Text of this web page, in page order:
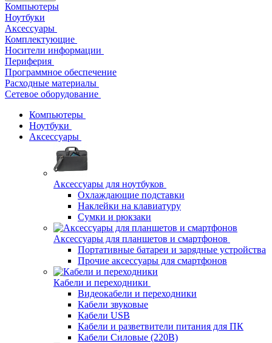
Компьютеры
Ноутбуки
Аксессуары
Комплектующие
Носители информации
Периферия
Программное обеспечение
Расходные материалы
Сетевое оборудование
Компьютеры
Ноутбуки
Аксессуары
Аксессуары для ноутбуков
Охлаждающие подставки
Наклейки на клавиатуру
Сумки и рюкзаки
Аксессуары для планшетов и смартфонов
Портативные батареи и зарядные устройства
Прочие аксессуары для смартфонов
Кабели и переходники
Видеокабели и переходники
Кабели звуковые
Кабели USB
Кабели и разветвители питания для ПК
Кабели Силовые (220В)